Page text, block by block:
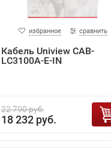
избранное сравнить
Кабель Uniview CAB-
LC3100A-E-IN
22 790 руб.
18 232 руб.